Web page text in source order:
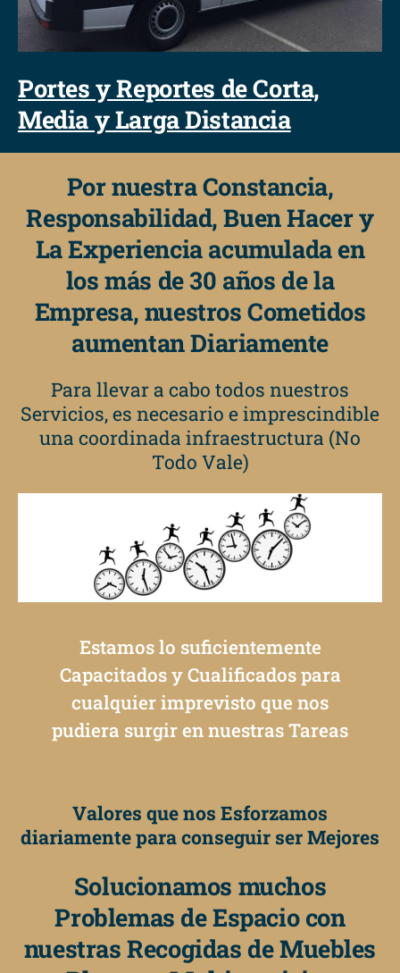
Portes y Reportes de Corta,
Media y Larga Distancia
Por nuestra Constancia,
Responsabilidad, Buen Hacer y
La Experiencia acumulada en
los más de 30 años de la
Empresa, nuestros Cometidos
aumentan Diariamente
Para llevar a cabo todos nuestros
Servicios, es necesario e imprescindible
una coordinada infraestructura (No
Todo Vale)
Estamos lo suficientemente
Capacitados y Cualificados para
cualquier imprevisto que nos
pudiera surgir en nuestras Tareas
Valores que nos Esforzamos
diariamente para conseguir ser Mejores
Solucionamos muchos
Problemas de Espacio con
nuestras Recogidas de Muebles